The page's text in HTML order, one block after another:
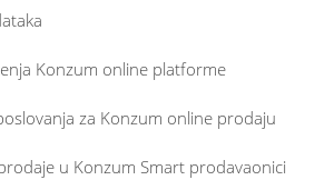
Konzum online platforme
za Konzum online prodaju
u Konzum Smart prodavaonici